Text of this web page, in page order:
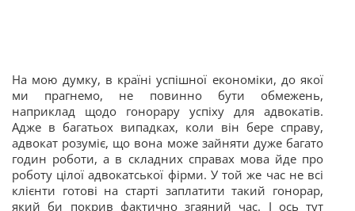
На мою думку, в країні успішної економіки, до якої
ми прагнемо, не повинно бути обмежень,
наприклад щодо гонорару успіху для адвокатів.
Адже в багатьох випадках, коли він бере справу,
адвокат розуміє, що вона може зайняти дуже багато
годин роботи, а в складних справах мова йде про
роботу цілої адвокатської фірми. У той же час не всі
клієнти готові на старті заплатити такий гонорар,
який би покрив фактично згаяний час. І ось тут